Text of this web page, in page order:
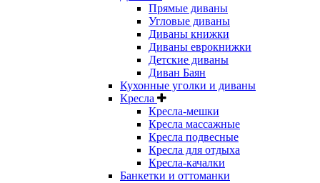
Прямые диваны
Угловые диваны
Диваны книжки
Диваны еврокнижки
Детские диваны
Диван Баян
Кухонные уголки и диваны
Кресла
Кресла-мешки
Кресла массажные
Кресла подвесные
Кресла для отдыха
Кресла-качалки
Банкетки и оттоманки